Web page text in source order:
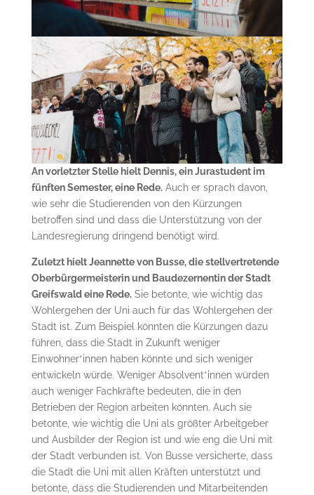
An vorletzter Stelle hielt Dennis, ein Jurastudent im
fünften Semester, eine Rede.Auch er sprach davon,
wie sehr die Studierenden von den Kürzungen
betroffen sind und dass die Unterstützung von der
Landesregierung dringend benötigt wird.
Zuletzt hielt Jeannette von Busse, die stellvertretende
Oberbürgermeisterin und Baudezernentin der Stadt
Greifswald eine Rede.Sie betonte, wie wichtig das
Wohlergehen der Uni auch für das Wohlergehen der
Stadt ist. Zum Beispiel könnten die Kürzungen dazu
führen, dass die Stadt in Zukunft weniger
Einwohner*innen haben könnte und sich weniger
entwickeln würde. Weniger Absolvent*innen würden
auch weniger Fachkräfte bedeuten, die in den
Betrieben der Region arbeiten könnten. Auch sie
betonte, wie wichtig die Uni als größter Arbeitgeber
und Ausbilder der Region ist und wie eng die Uni mit
der Stadt verbunden ist. Von Busse versicherte, dass
die Stadt die Uni mit allen Kräften unterstützt und
betonte, dass die Studierenden und Mitarbeitenden